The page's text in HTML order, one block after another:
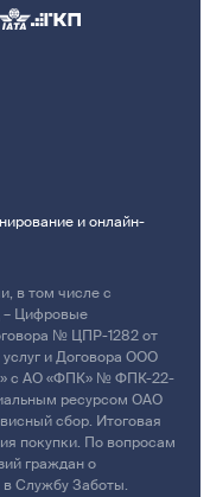
и онлайн-
в том числе с
Цифровые
№ ЦПР-1282 от
и Договора ООО
с АО «ФПК» № ФПК-22-
ресурсом ОАО
сбор. Итоговая
покупки. По вопросам
граждан о
Службу Заботы.